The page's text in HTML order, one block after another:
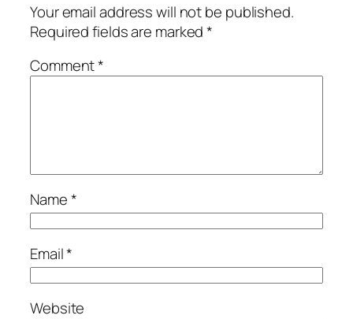
Your email address will not be published.
Required fields are marked*
Comment*
Name*
Email*
Website